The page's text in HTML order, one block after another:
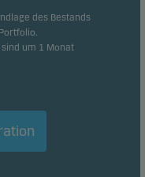
des Bestands
um 1 Monat